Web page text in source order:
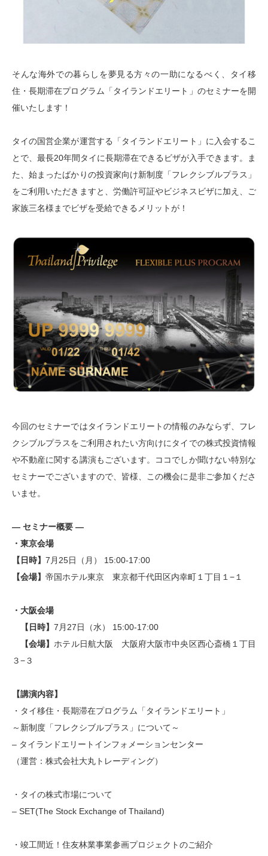
そんな海外での暮らしを夢見る方々の一助になるべく、タイ移
住・長期滞在プログラム「タイランドエリート」のセミナーを開
催いたします！
タイの国営企業が運営する「タイランドエリート」に入会するこ
とで、最長20年間タイに長期滞在できるビザが入手できます。ま
た、始まったばかりの投資家向け新制度「フレクシブルプラス」
をご利用いただきますと、労働許可証やビジネスビザに加え、ご
家族三名様までビザを受給できるメリットが！
今回のセミナーではタイランドエリートの情報のみならず、フレ
クシブルプラスをご利用されたい方向けにタイでの株式投資情報
や不動産に関する講演もございます。ココでしか聞けない特別な
セミナーでございますので、皆様、この機会に是非ご参加くださ
いませ。
— セミナー概要 —
・東京会場
【日時】 7月25日（月） 15:00-17:00
【会場】 帝国ホテル東京 東京都千代田区内幸町１丁目１−１
・大阪会場
【日時】 7月27日（水） 15:00-17:00
【会場】 ホテル日航大阪 大阪府大阪市中央区西心斎橋１丁目
３−３
【講演内容】
・タイ移住・長期滞在プログラム「タイランドエリート」
～新制度「フレクシブルプラス」について～
– タイランドエリートインフォメーションセンター
（運営：株式会社大丸トレーディング）
・タイの株式市場について
– SET(The Stock Exchange of Thailand)
・竣工間近！住友林業事業参画プロジェクトのご紹介